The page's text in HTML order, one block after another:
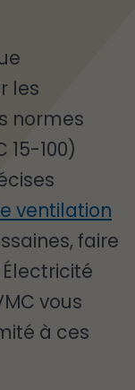
les
normes
100)
ventilation
faire
vous
à ces